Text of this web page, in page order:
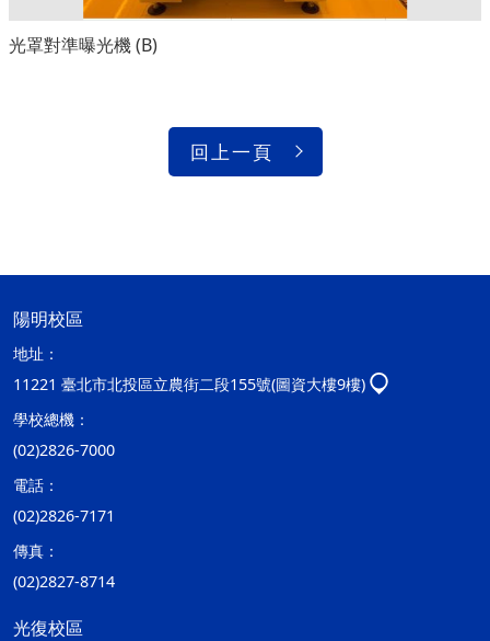
光罩對準曝光機 (B)
回上一頁
陽明校區
地址：
11221 臺北市北投區立農街二段155號(圖資大樓9樓)
學校總機：
(02)2826-7000
電話：
(02)2826-7171
傳真：
(02)2827-8714
光復校區